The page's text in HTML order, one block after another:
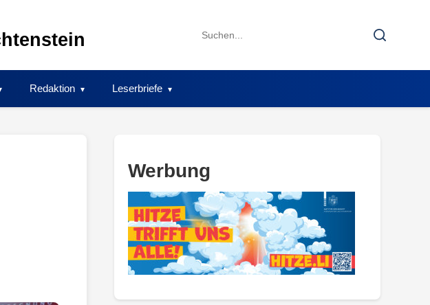
Search
Search
Redaktion Leserbriefe
Werbung